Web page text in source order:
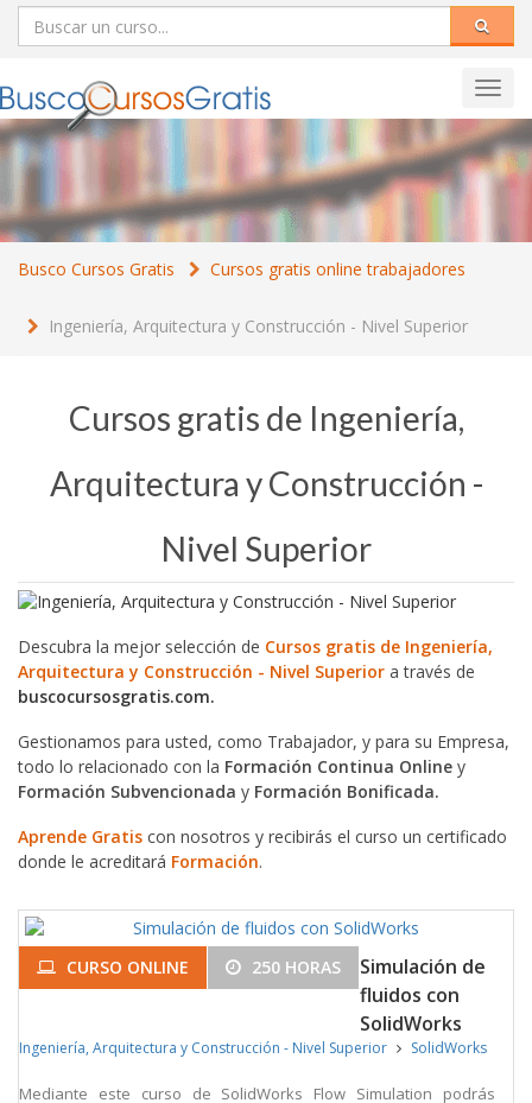
Busco Cursos Gratis Cursos gratis online trabajadores
Ingeniería, Arquitectura y Construcción - Nivel Superior
Cursos gratis de Ingeniería,
Arquitectura y Construcción -
Nivel Superior
Descubra la mejor selección de Cursos gratis de Ingeniería,
Arquitectura y Construcción - Nivel Superior a través de
buscocursosgratis.com.
Gestionamos para usted, como Trabajador, y para su Empresa,
todo lo relacionado con la Formación Continua Online y
Formación Subvencionada y Formación Bonificada.
Aprende Gratis con nosotros y recibirás el curso un certificado
donde le acreditará Formación.
CURSO ONLINE 250 HORAS
Simulación de
fluidos con
SolidWorks
Ingeniería, Arquitectura y Construcción - Nivel Superior SolidWorks
Mediante este curso de SolidWorks Flow Simulation podrás